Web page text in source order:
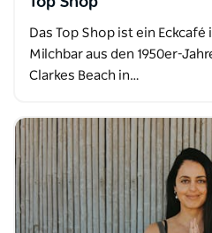
Das Top Shop ist ein
Milchbar aus den 1950er-
Clarkes Beach in…